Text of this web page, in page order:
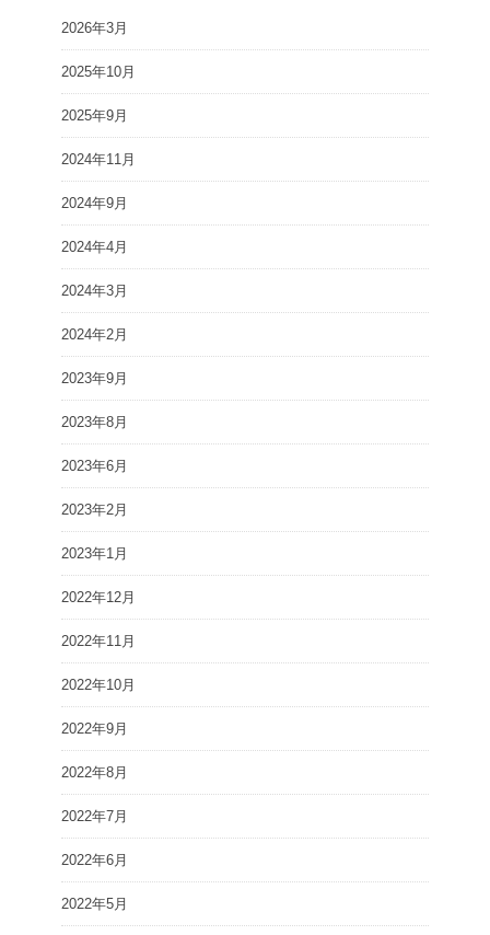
2026年3月
2025年10月
2025年9月
2024年11月
2024年9月
2024年4月
2024年3月
2024年2月
2023年9月
2023年8月
2023年6月
2023年2月
2023年1月
2022年12月
2022年11月
2022年10月
2022年9月
2022年8月
2022年7月
2022年6月
2022年5月